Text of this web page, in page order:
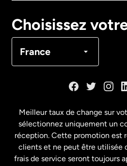
Choisissez
France
Français
États-Unis English
États-Unis Español
Meilleur taux de change sur
sélectionnez uniquement un
réception. Cette promotion est
clients et ne peut être utilisée
frais de service seront toujours